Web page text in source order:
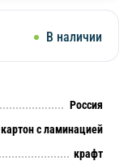
В наличии
Россия
картон с ламинацией
крафт